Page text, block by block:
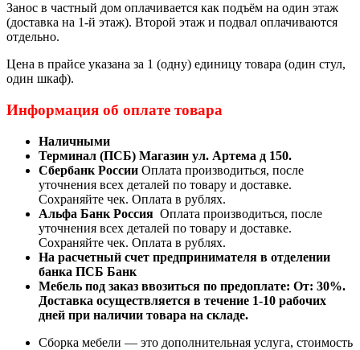
Занос в частный дом оплачивается как подъём на один этаж
(доставка на 1-й этаж). Второй этаж и подвал оплачиваются
отдельно.
Цена в прайсе указана за 1 (одну) единицу товара (один стул,
один шкаф).
Информация об оплате товара
Наличными
Терминал (ПСБ) Магазин ул. Артема д 150.
Сбербанк России Оплата производиться, после
уточнения всех деталей по товару и доставке.
Сохраняйте чек. Оплата в рублях.
Альфа Банк Россия Оплата производиться, после
уточнения всех деталей по товару и доставке.
Сохраняйте чек. Оплата в рублях.
На расчетный счет предпринимателя в отделении
банка ПСБ Банк
Мебель под заказ ввозиться по предоплате: От: 30%.
Доставка осуществляется в течение 1-10 рабочих
дней при наличии товара на складе.
Сборка мебели — это дополнительная услуга, стоимость